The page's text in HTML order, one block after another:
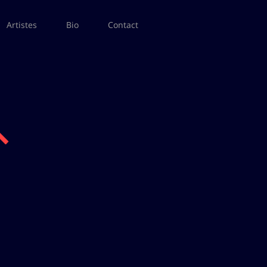
Artistes Bio Contact